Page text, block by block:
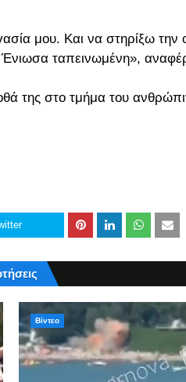
μου. Και να στηρίξω την
ταπεινωμένη»,
της στο τμήμα του
Βίντεο